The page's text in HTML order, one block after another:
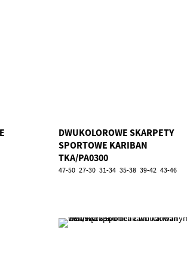
DWUKOLOROWE SKARPETY
SPORTOWE KARIBAN
TKA/PA0300
47-50 27-30 31-34 35-38 39-42 43-46